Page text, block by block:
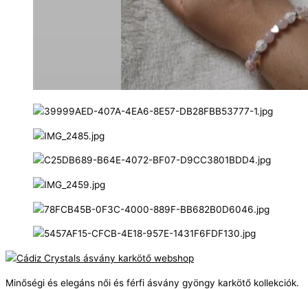
Minőségi és elegáns női és férfi ásvány gyöngy karkötő kollekciók.